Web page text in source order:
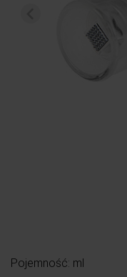
Pojemność: ml